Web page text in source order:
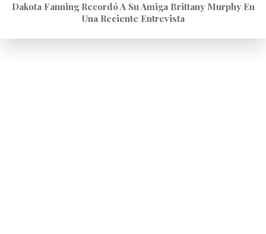
Dakota Fanning Recordó A Su Amiga Brittany Murphy En
Una Reciente Entrevista